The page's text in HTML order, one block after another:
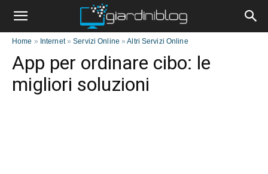
Home » Internet»Servizi Online »Altri Servizi Online
App per ordinare cibo: le
migliori soluzioni